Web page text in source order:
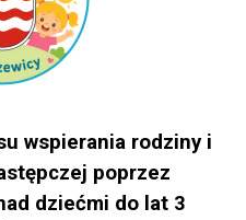
wspierania rodziny i
poprzez
dziećmi do lat 3